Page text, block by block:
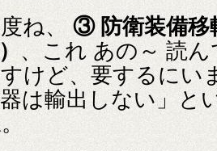
ね、 ③ 防衛装備移
、これ あの～ 読
けど、要するにい
は輸出しない」と